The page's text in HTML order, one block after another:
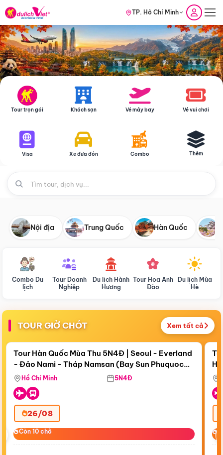
TP. Hồ Chí Minh
Tour trọn gói Khách sạn Vé máy bay Vé vui chơi
Visa Xe đưa đón Combo Thêm
Nội địa Trung Quốc Hàn Quốc
Combo Du
lịch
Tour Doanh
Nghiệp
Du lịch Hành
Hương
Tour Hoa Anh
Đào
Du lịch Mùa
Hè
TOUR GIỜ CHÓT Xem tất cả
Còn19 ngày 07:03:55
Điểm nổi bật
Tour Hàn Quốc Mùa Thu 5N4Đ | Seoul - Everland
- Đảo Nami - Tháp Namsan (Bay Sun Phuquoc
Airways)
Hồ Chí Minh 5N4Đ
26/08
Còn 10 chỗ
Còn 10 chỗ